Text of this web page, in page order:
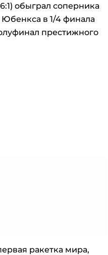
6:1) обыграл соперника
в 1/4 финала
престижного
ракетка мира,